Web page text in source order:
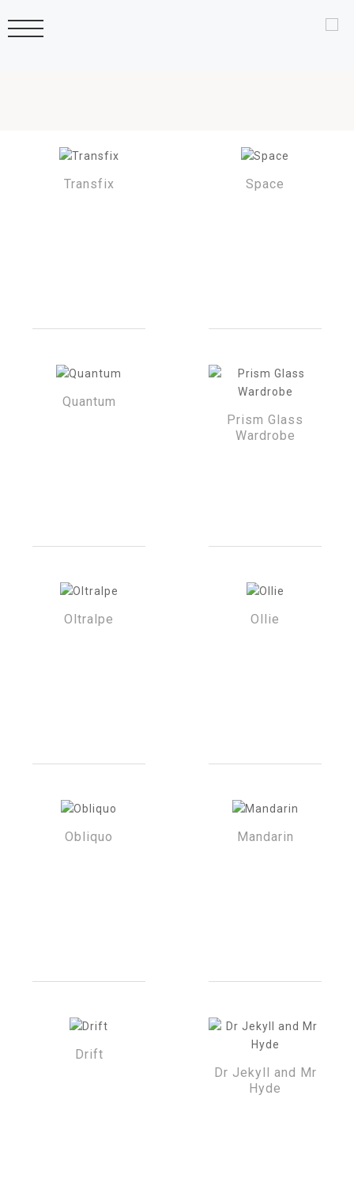
Transfix Space
Quantum
Prism Glass
Wardrobe
Oltralpe Ollie
Obliquo Mandarin
Drift
Dr Jekyll and Mr
Hyde